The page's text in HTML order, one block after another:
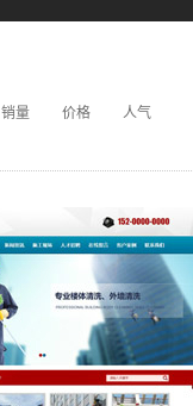
销量 价格 人气